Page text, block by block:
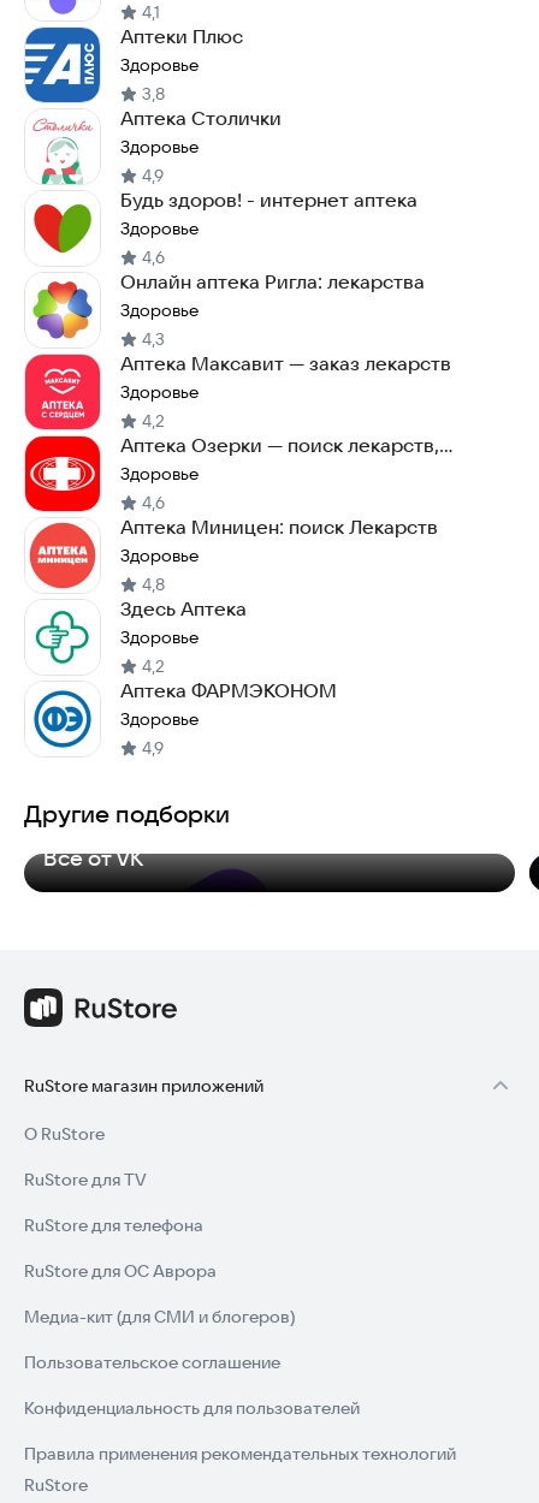
4,1
Аптеки Плюс
Здоровье
3,8
Аптека Столички
Здоровье
4,9
Будь здоров! - интернет аптека
Здоровье
4,6
Онлайн аптека Ригла: лекарства
Здоровье
4,3
Аптека Максавит — заказ лекарств
Здоровье
4,2
Аптека Озерки — поиск лекарств,
витаминов и БАДов
Здоровье
4,6
Аптека Миницен: поиск Лекарств
Здоровье
4,8
Здесь Аптека
Здоровье
4,2
Аптека ФАРМЭКОНОМ
Здоровье
4,9
Другие подборки
Всё от VK
RuStore магазин приложений
О RuStore
RuStore для TV
RuStore для телефона
RuStore для ОС Аврора
Медиа-кит (для СМИ и блогеров)
Пользовательское соглашение
Конфиденциальность для пользователей
Правила применения рекомендательных технологий
RuStore